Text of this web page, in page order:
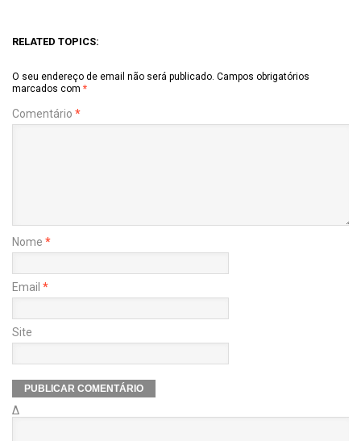
RELATED TOPICS:
O seu endereço de email não será publicado. Campos obrigatórios
marcados com *
Comentário *
Nome *
Email *
Site
Δ